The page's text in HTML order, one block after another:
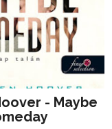
- Maybe